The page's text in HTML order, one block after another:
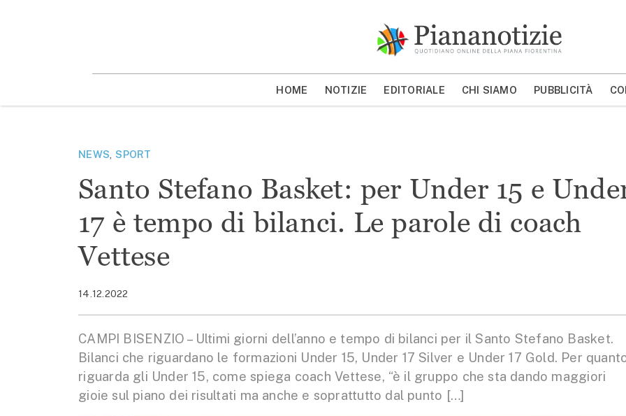
MOSTRA/NASCONDI CERCA
HOME NOTIZIE EDITORIALE CHI SIAMO PUBBLICITÀ
NEWS ,SPORT
Santo Stefano Basket: per Under 15 e
17 è tempo di bilanci. Le parole di coach
Vettese
14.12.2022
CAMPI BISENZIO – Ultimi giorni dell’anno e tempo di bilanci per il Santo Stefano Basket.
Bilanci che riguardano le formazioni Under 15, Under 17 Silver e Under 17 Gold. Per
riguarda gli Under 15, come spiega coach Vettese, “è il gruppo che sta dando maggiori
gioie sul piano dei risultati ma anche e soprattutto dal punto […]